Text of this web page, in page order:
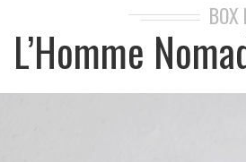
BOX
L’Homme